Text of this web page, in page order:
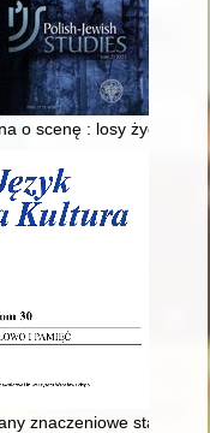
Producentów Zbóż i
o scenę : losy
- impresje
znaczeniowe